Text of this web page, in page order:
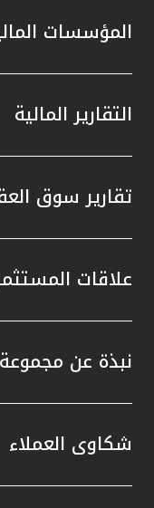
المؤسسات
التقارير المالية
تقارير سوق
علاقات
نبذة عن
شكاوى العملاء